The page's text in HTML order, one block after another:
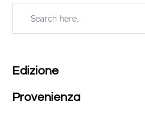
Edizione
Provenienza